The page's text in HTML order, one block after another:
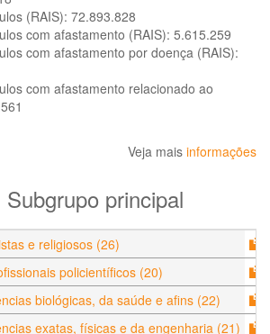
(RAIS): 72.893.828
com afastamento (RAIS): 5.615.259
com afastamento por doença (RAIS):
com afastamento relacionado ao
Veja mais informações
principal
e religiosos (26)
policientíficos (20)
biológicas, da saúde e afins (22)
exatas, físicas e da engenharia (21)